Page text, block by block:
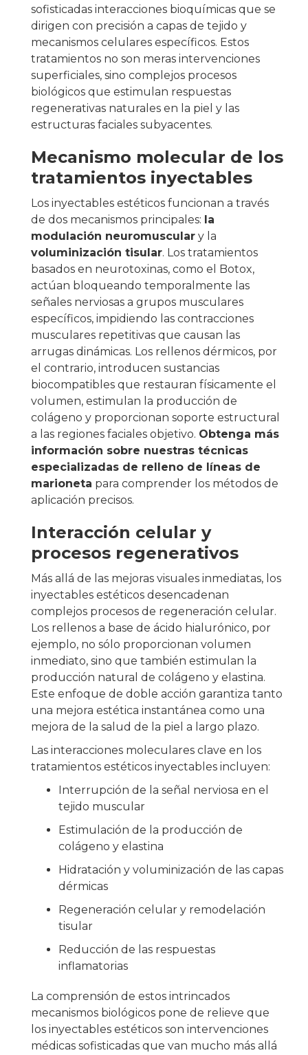
sofisticadas interacciones bioquímicas que se
dirigen con precisión a capas de tejido y
mecanismos celulares específicos. Estos
tratamientos no son meras intervenciones
superficiales, sino complejos procesos
biológicos que estimulan respuestas
regenerativas naturales en la piel y las
estructuras faciales subyacentes.
Mecanismo molecular de los
tratamientos inyectables
Los inyectables estéticos funcionan a través
de dos mecanismos principales: la
modulación neuromuscular y la
voluminización tisular. Los tratamientos
basados en neurotoxinas, como el Botox,
actúan bloqueando temporalmente las
señales nerviosas a grupos musculares
específicos, impidiendo las contracciones
musculares repetitivas que causan las
arrugas dinámicas. Los rellenos dérmicos, por
el contrario, introducen sustancias
biocompatibles que restauran físicamente el
volumen, estimulan la producción de
colágeno y proporcionan soporte estructural
a las regiones faciales objetivo. Obtenga más
información sobre nuestras técnicas
especializadas de relleno de líneas de
marioneta para comprender los métodos de
aplicación precisos.
Interacción celular y
procesos regenerativos
Más allá de las mejoras visuales inmediatas, los
inyectables estéticos desencadenan
complejos procesos de regeneración celular.
Los rellenos a base de ácido hialurónico, por
ejemplo, no sólo proporcionan volumen
inmediato, sino que también estimulan la
producción natural de colágeno y elastina.
Este enfoque de doble acción garantiza tanto
una mejora estética instantánea como una
mejora de la salud de la piel a largo plazo.
Las interacciones moleculares clave en los
tratamientos estéticos inyectables incluyen:
Interrupción de la señal nerviosa en el
tejido muscular
Estimulación de la producción de
colágeno y elastina
Hidratación y voluminización de las capas
dérmicas
Regeneración celular y remodelación
tisular
Reducción de las respuestas
inflamatorias
La comprensión de estos intrincados
mecanismos biológicos pone de relieve que
los inyectables estéticos son intervenciones
médicas sofisticadas que van mucho más allá